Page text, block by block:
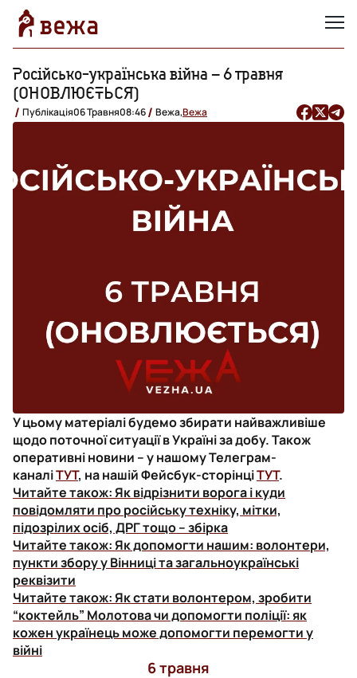
Російсько-українська війна – 6 травня
(ОНОВЛЮЄТЬСЯ)
Публікація06 Травня08:46 Вежа,Вежа
У цьому матеріалі будемо збирати найважливіше
щодо поточної ситуації в Україні за добу. Також
оперативні новини – у нашому Телеграм-
каналіТУТ, на нашій Фейсбук-сторінціТУТ.
Читайте також:Як відрізнити ворога і куди
повідомляти про російську техніку, мітки,
підозрілих осіб, ДРГ тощо – збірка
Читайте також:Як допомогти нашим: волонтери,
пункти збору у Вінниці та загальноукраїнські
реквізити
Читайте також:Як стати волонтером, зробити
“коктейль” Молотова чи допомогти поліції: як
кожен українець може допомогти перемогти у
війні
6 травня